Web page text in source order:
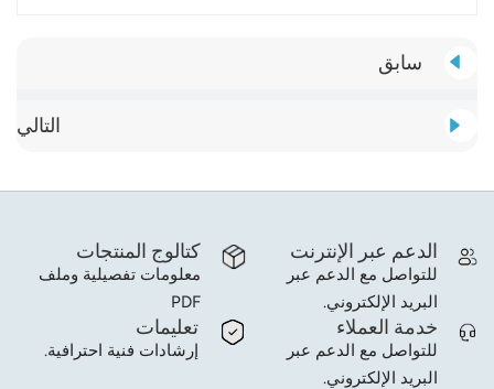
سابق
التالي
كتالوج المنتجات
معلومات تفصيلية وملف
PDF
الدعم عبر الإنترنت
للتواصل مع الدعم عبر
البريد الإلكتروني.
تعليمات
إرشادات فنية احترافية.
خدمة العملاء
للتواصل مع الدعم عبر
البريد الإلكتروني.